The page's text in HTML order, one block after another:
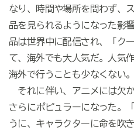
なり、時間や場所を問わず、
品を見られるようになった影
品は世界中に配信され、「ク
て、海外でも大人気だ。人気
海外で行うことも少なくない。
それに伴い、アニメには欠
さらにポピュラーになった。
うに、キャラクターに命を吹